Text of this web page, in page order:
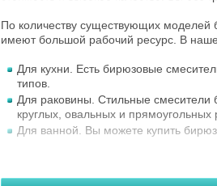
По количеству существующих моделей
имеют большой рабочий ресурс. В
Для кухни. Есть бирюзовые
типов.
Для раковины. Стильные смесители
круглых, овальных и прямоугольных
Для ванной. Вы можете купить